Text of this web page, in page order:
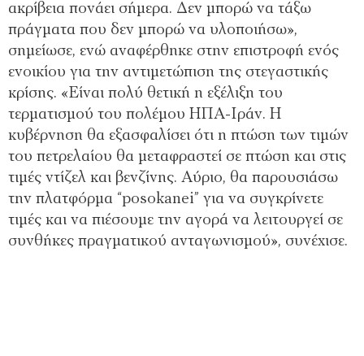
ακρίβεια πονάει σήμερα. Δεν μπορώ να τάξω
πράγματα που δεν μπορώ να υλοποιήσω»,
σημείωσε, ενώ αναφέρθηκε στην επιστροφή ενός
ενοικίου για την αντιμετώπιση της στεγαστικής
κρίσης. «Είναι πολύ θετική η εξέλιξη του
τερματισμού του πολέμου ΗΠΑ-Ιράν. Η
κυβέρνηση θα εξασφαλίσει ότι η πτώση των τιμών
του πετρελαίου θα μεταφραστεί σε πτώση και στις
τιμές ντίζελ και βενζίνης. Αύριο, θα παρουσιάσω
την πλατφόρμα “posokanei” για να συγκρίνετε
τιμές και να πιέσουμε την αγορά να λειτουργεί σε
συνθήκες πραγματικού ανταγωνισμού», συνέχισε.